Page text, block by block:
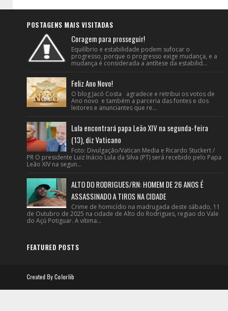
POSTAGENS MAIS VISITADAS
Coragem para prosseguir!
Equilíbrio e estabilidade podem sufocar o
progresso, porque o progresso exige mudança, e a
mudança é considerada a antítese da estabilid...
Feliz Ano Novo!
O blog Jacó Costa agradece e retribui os votos de
Ano novo e também a parceria das fontes e dos
leitores e anunciantes que re...
Lula encontrará papa Leão XIV na segunda-feira
(13), diz Vaticano
Foto: Divulgação/Vatican Media e Ricardo Stuckert /
PR O presidente Luiz Inácio Lula da Silva (PT) será recebido pelo Papa
Leão XIV na segun...
ALTO DO RODRIGUES/RN: HOMEM DE 26 ANOS É
ASSASSINADO A TIROS NA CIDADE
Crime de homicídio na madrugada deste sábado, 11
de Outubro de 2025 na cidade de Alto do Rodrigues, regiao do Vale
do Açú Potiguar. A vítima...
FEATURED POSTS
Created ByColorlib